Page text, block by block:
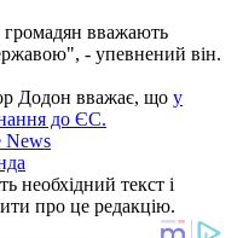
громадян вважають
- упевнений він.
Додон вважає, що у
до ЄС.
News
необхідний текст і
про це редакцію.